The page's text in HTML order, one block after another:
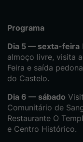
Programa
Dia 5 — sexta-feira
almoço livre, visita
Feira e saída
do Castelo.
Dia 6 — sábado
Comunitário de
Restaurante O
e Centro Histórico.